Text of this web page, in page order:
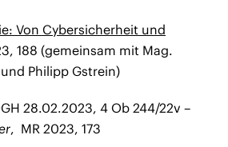
Von Cybersicherheit und
188 (gemeinsam mit Mag.
Philipp Gstrein)
28.02.2023, 4 Ob 244/22v –
, MR 2023, 173